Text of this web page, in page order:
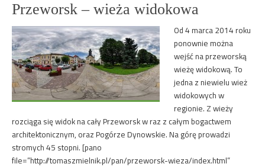
Przeworsk – wieża widokowa
Od 4 marca 2014 roku
ponownie można
wejść na przeworską
wieżę widokową. To
jedna z niewielu wież
widokowych w
regionie. Z wieży
rozciąga się widok na cały Przeworsk w raz z całym bogactwem
architektonicznym, oraz Pogórze Dynowskie. Na górę prowadzi
stromych 45 stopni. [pano
file=”http://tomaszmielnik.pl/pan/przeworsk-wieza/index.html”